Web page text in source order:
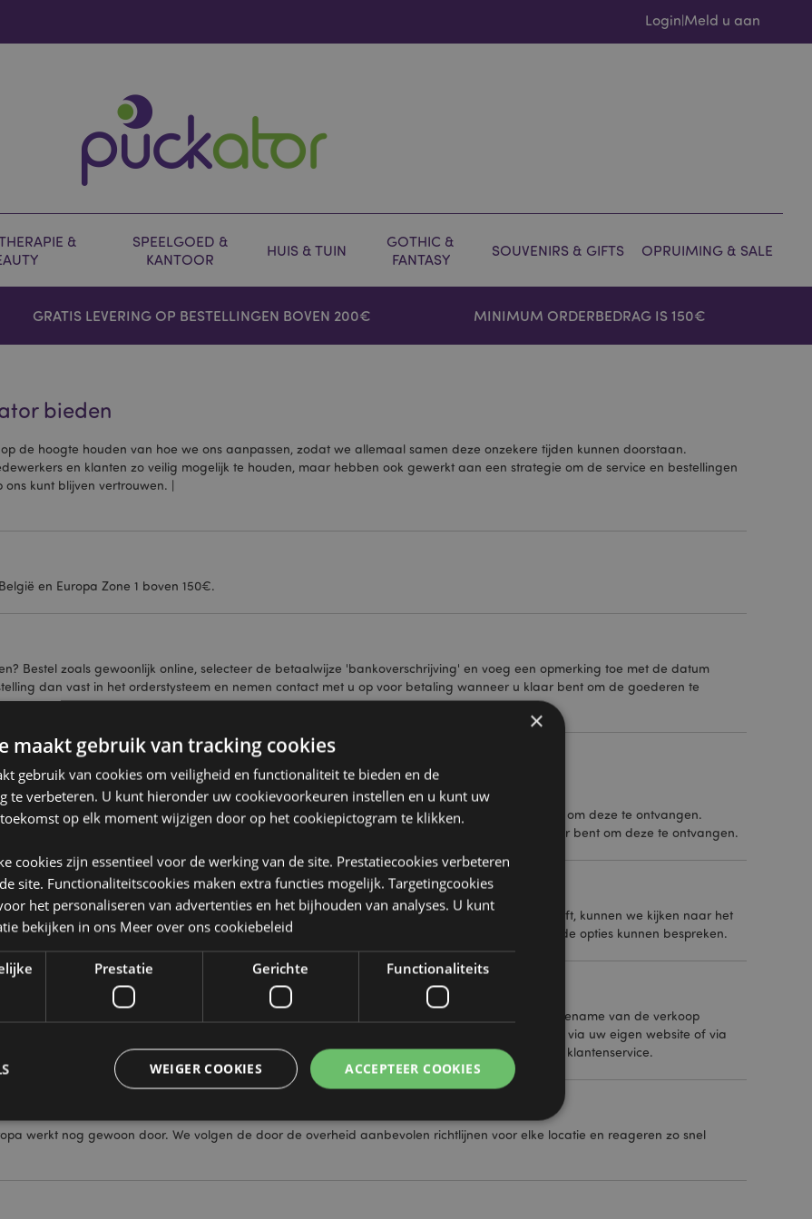
Login|Meld u aan
&
SPEELGOED &
KANTOOR
HUIS & TUIN
GOTHIC &
FANTASY
SOUVENIRS & GIFTS OPRUIMING & SALE
GRATIS LEVERING OP BESTELLINGEN BOVEN 200€ MINIMUM ORDERBEDRAG IS 150€
bieden
de hoogte houden van hoe we ons aanpassen, zodat we allemaal samen deze onzekere tijden kunnen doorstaan.
en klanten zo veilig mogelijk te houden, maar hebben ook gewerkt aan een strategie om de service en bestellingen
kunt blijven vertrouwen. |
en Europa Zone 1 boven 150€.
Bestel zoals gewoonlijk online, selecteer de betaalwijze 'bankoverschrijving' en voeg een opmerking toe met de datum
dan vast in het orderstysteem en nemen contact met u op voor betaling wanneer u klaar bent om de goederen te
kijken we allemaal naar onze uitgaven.
neem contact met ons op en dan zullen wij de bestelling in de wacht zetten totdat u klaar bent om deze te ontvangen.
niet aannemen, dan kunnen we deze terugnemen en in ons magazijn bewaren totdat u klaar bent om deze te ontvangen.
de veranderende financiële situatie. Als u goederen nodig heeft of een uitstaand saldo heeft, kunnen we kijken naar het
verbetert. Neem via de klantenservice contact op met ons kredietcontroleteam zodat we de opties kunnen bespreken.
cadeau- en andere artikelen toenmen. Online platforms zoals Amazon en eBay zien al een toename van de verkoop
een dropshipping-service waarmee u 95% van ons productassortiment online kunt verkopen via uw eigen website of via
naar uw klanten. BekijkPuckator Dropshipvoor meer informatie of neem contact op met de klantenservice.
werkt nog gewoon door. We volgen de door de overheid aanbevolen richtlijnen voor elke locatie en reageren zo snel
×
maakt gebruik van tracking cookies
gebruik van cookies om veiligheid en functionaliteit te bieden en de
te verbeteren. U kunt hieronder uw cookievoorkeuren instellen en u kunt uw
op elk moment wijzigen door op het cookiepictogram te klikken.
cookies zijn essentieel voor de werking van de site. Prestatiecookies verbeteren
site. Functionaliteitscookies maken extra functies mogelijk. Targetingcookies
het personaliseren van advertenties en het bijhouden van analyses. U kunt
bekijken in ons Meer over ons cookiebeleid
Prestatie Gerichte Functionaliteits
ACCEPTEER COOKIES
WEIGER COOKIES